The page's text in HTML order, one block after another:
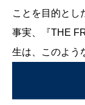
ことを目的とし
事実、『THE
生は、このよう